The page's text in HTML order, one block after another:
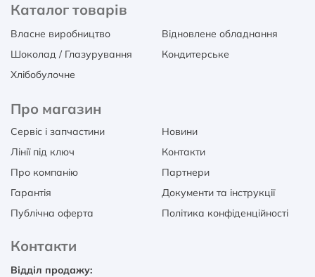
Каталог товарів
Власне виробництво
Відновлене обладнання
Шоколад / Глазурування
Кондитерське
Хлібобулочне
Про магазин
Сервіс і запчастини
Новини
Лінії під ключ
Контакти
Про компанію
Партнери
Гарантія
Документи та інструкції
Публічна оферта
Політика конфіденційності
Контакти
Відділ продажу: